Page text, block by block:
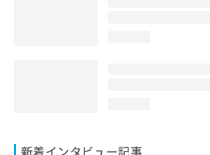
新着インタビュー記事